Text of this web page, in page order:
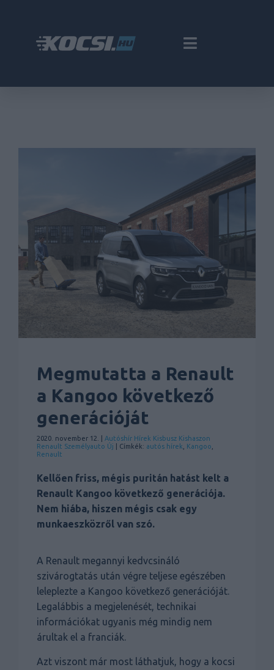
Megmutatta a Renault
a Kangoo következő
generációját
2020. november 12. | Autóshír Hírek Kisbusz Kishaszon
Renault Személyauto Új | Címkék: autós hírek Kangoo
Renault
Kellően friss, mégis puritán hatást kelt a
Renault Kangoo következő generációja.
Nem hiába, hiszen mégis csak egy
munkaeszközről van szó.
A Renault megannyi kedvcsináló
szivárogtatás után végre teljese egészében
leleplezte a Kangoo következő generációját.
Legalábbis a megjelenését, technikai
információkat ugyanis még mindig nem
árultak el a franciák.
Azt viszont már most láthatjuk, hogy a kocsi